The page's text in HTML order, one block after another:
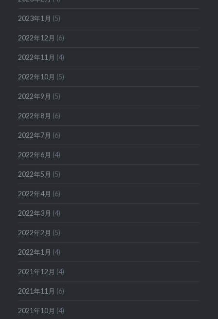
2023年1月 (5)
2022年12月 (6)
2022年11月 (4)
2022年10月 (5)
2022年9月 (5)
2022年8月 (6)
2022年7月 (6)
2022年6月 (4)
2022年5月 (5)
2022年4月 (6)
2022年3月 (4)
2022年2月 (5)
2022年1月 (4)
2021年12月 (4)
2021年11月 (6)
2021年10月 (4)